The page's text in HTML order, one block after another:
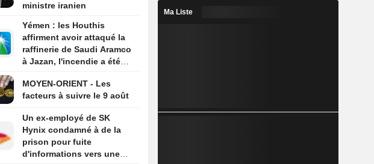
ministre iranien
Yémen : les Houthis
affirment avoir attaqué la
raffinerie de Saudi Aramco
à Jazan, l'incendie a été
MOYEN-ORIENT - Les
facteurs à suivre le 9 août
Un ex-employé de SK
Hynix condamné à de la
prison pour fuite
d'informations vers une
Ma Liste